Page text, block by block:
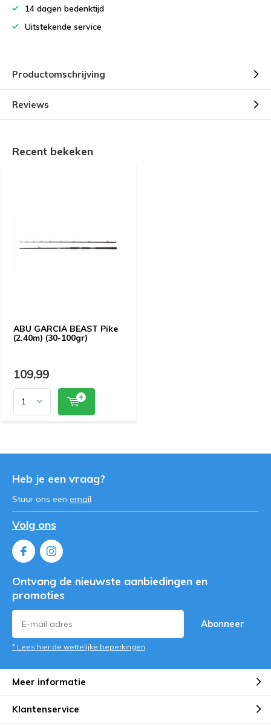
14 dagen bedenktijd
Uitstekende service
Productomschrijving
Reviews
Recent bekeken
ABU GARCIA BEAST Pike
(2.40m) (30-100gr)
109,99
Heb je een vraag?
Stuur ons een email
Volg ons
Ontvang de nieuwste aanbiedingen en
promoties
Abonneer
* Lees hier de wettelijke beperkingen
Meer informatie
Klantenservice